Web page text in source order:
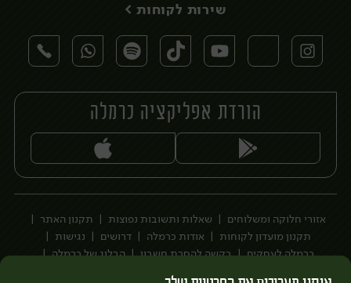
יח׳
שירות לקוחות >
הורדת אפליקציה כרמלה
אזורי חלוקה ומשלוחים שאלות ותשובות נפוצות
תקנון האתר
תקנון מועדון לקוחות
אודות כרמלה דרושים
נגישות
כרמלה לעסקים
בקשה להסרת חשבון
הבלוג של כרמלה